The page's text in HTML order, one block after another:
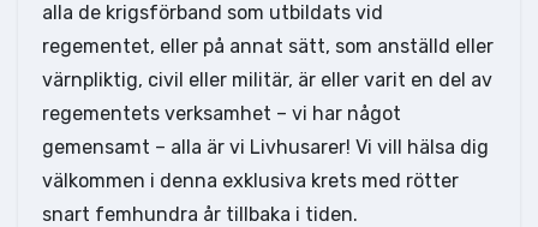
alla de krigsförband som utbildats vid
regementet, eller på annat sätt, som anställd eller
värnpliktig, civil eller militär, är eller varit en del av
regementets verksamhet – vi har något
gemensamt – alla är vi Livhusarer! Vi vill hälsa dig
välkommen i denna exklusiva krets med rötter
snart femhundra år tillbaka i tiden.